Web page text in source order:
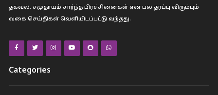
தகவல், சமுதாயம் சார்ந்த பிரச்சினைகள் என பல தரப்பு விரும்பும்
வகை செய்திகள் வெளியிடப்பட்டு வந்தது.
Categories